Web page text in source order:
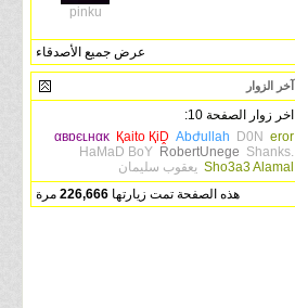
pinku
عرض جميع الأصدقاء
آخر الزوار
اخر زوار الصفحة 10:
αвɒєʟнαĸ Қaito ҚiḒ Abժullah D0N eror
HaMaD BoY RobertUnege Shanks.
Sho3a3 Alamal يعقوب سليمان
هذه الصفحة تمت زيارتها 226,666 مرة